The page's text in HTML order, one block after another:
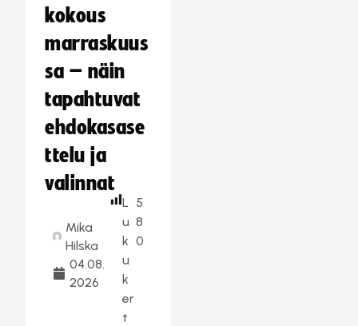
kokous
marraskuus
sa – näin
tapahtuvat
ehdokasase
ttelu ja
valinnat
Mika
Hilska
04.08.
2026
L
u
k
u
k
er
t
5
8
0